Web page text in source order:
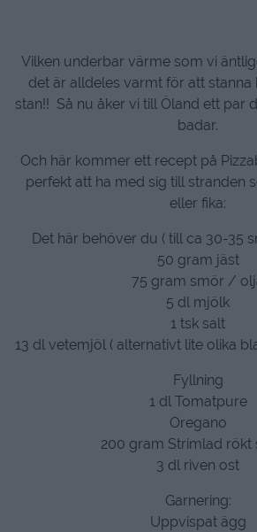
Vilken underbar värme som vi
det är alldeles varmt för att stanna
stan!! Så nu åker vi till Öland ett par
badar.
Och här kommer ett recept på
perfekt att ha med sig till stranden
eller fika:
Det här behöver du ( till ca 30-35
50 gram jäst
75 gram smör /
5 dl mjölk
1 tsk salt
13 dl vetemjöl ( alternativt lite olika
Fyllning
1 dl Tomatpure
Oregano
200 gram Strimlad rökt
3 dl riven ost
Garnering:
Uppvispat ägg